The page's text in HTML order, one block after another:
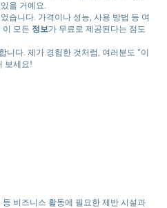
을 거예요.
습니다. 가격이나 성능, 사용 방법 등 여
이 모든 정보가 무료로 제공된다는 점도
니다. 제가 경험한 것처럼, 여러분도 "이
보세요!
비즈니스 활동에 필요한 제반 시설과